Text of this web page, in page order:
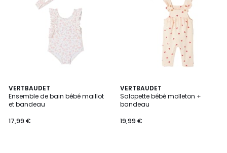
VERTBAUDET
Ensemble de bain bébé maillot
et bandeau
17,99 €
VERTBAUDET
Salopette bébé molleton +
bandeau
19,99 €
2
Couleurs